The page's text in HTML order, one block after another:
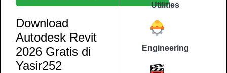
Download
Autodesk Revit
2026 Gratis di
Yasir252
Utilities
Engineering